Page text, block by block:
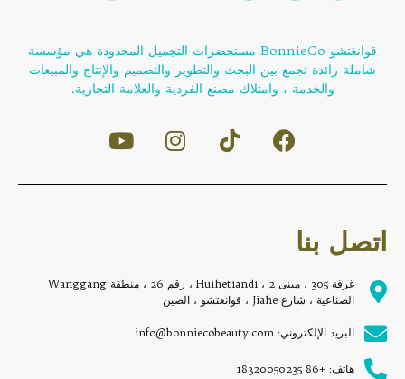
قوانغتشو BonnieCo مستحضرات التجميل المحدودة هي مؤسسة
شاملة رائدة تجمع بين البحث والتطوير والتصميم والإنتاج والمبيعات
والخدمة ، وامتلاك مصنع الفردية والعلامة التجارية.
اتصل بنا
غرفة 305 ، مبنى 2 ، Huihetiandi ، رقم 26 ، منطقة Wanggang
الصناعية ، شارع Jiahe ، قوانغتشو ، الصين
البريد الإلكتروني: info@bonniecobeauty.com
هاتف: +86 18320050235